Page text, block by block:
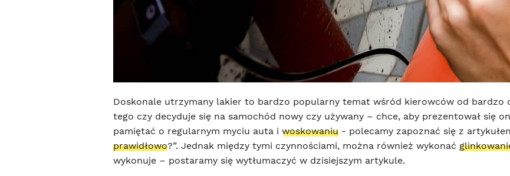
Doskonale utrzymany lakier to bardzo popularny temat wśród kierowców od bardzo
tego czy decyduje się na samochód nowy czy używany – chce, aby prezentował się
pamiętać o regularnym myciu auta i woskowaniu - polecamy zapoznać się z
prawidłowo?”. Jednak między tymi czynnościami, można również wykonać
wykonuje – postaramy się wytłumaczyć w dzisiejszym artykule.